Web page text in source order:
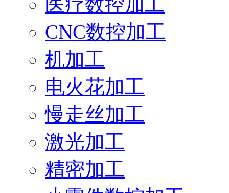
CNC数控加工
机加工
电火花加工
慢走丝加工
激光加工
精密加工